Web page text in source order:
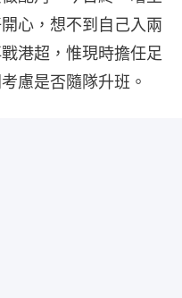
心，想不到自己入兩
港超，惟現時擔任足
慮是否隨隊升班。